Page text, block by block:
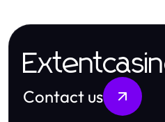
Contact us